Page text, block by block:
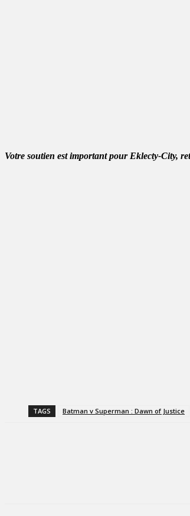
Votre soutien est important pour Eklecty-City,
TAGS Batman v Superman : Dawn of Justice